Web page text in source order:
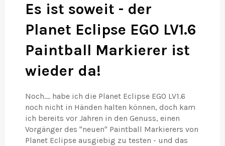
Es ist soweit - der
Planet Eclipse EGO LV1.6
Paintball Markierer ist
wieder da!
Noch.... habe ich die Planet Eclipse EGO LV1.6
noch nicht in Händen halten können, doch kam
ich bereits vor Jahren in den Genuss, einen
Vorgänger des "neuen" Paintball Markierers von
Planet Eclipse ausgiebig zu testen - und das